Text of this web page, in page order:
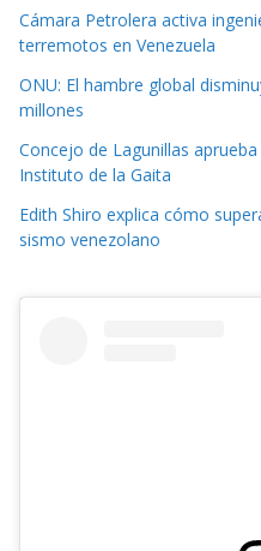
Cámara Petrolera activa
terremotos en Venezuela
ONU: El hambre global
millones
Concejo de Lagunillas
Instituto de la Gaita
Edith Shiro explica cómo
sismo venezolano